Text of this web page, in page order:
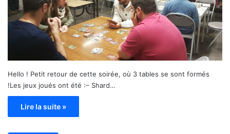
Hello ! Petit retour de cette soirée, où 3 tables se sont formés
!Les jeux joués ont été :– Shard…
Lire la suite »